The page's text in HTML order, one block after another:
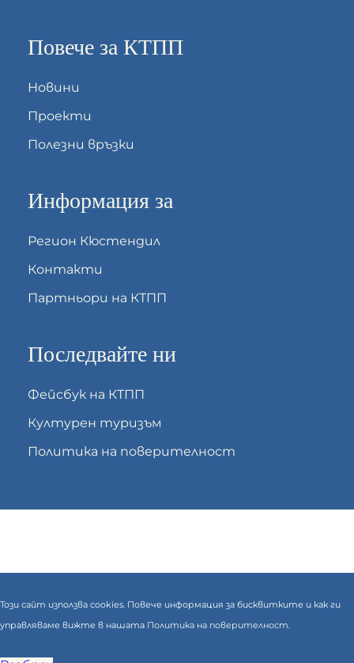
Повече за КТПП
Новини
Проекти
Полезни връзки
Информация за
Регион Кюстендил
Контакти
Партньори на КТПП
Последвайте ни
Фейсбук на КТПП
Културен туризъм
Политика на поверителност
Този сайт използва cookies. Повече информация за бисквитките и как ги
управляваме вижте в нашата Политика на поверителност.